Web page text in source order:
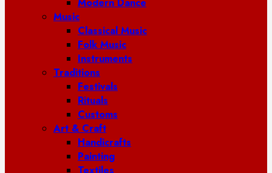
Music
Classical Music
Folk Music
Instruments
Traditions
Festivals
Rituals
Customs
Art & Craft
Handicrafts
Painting